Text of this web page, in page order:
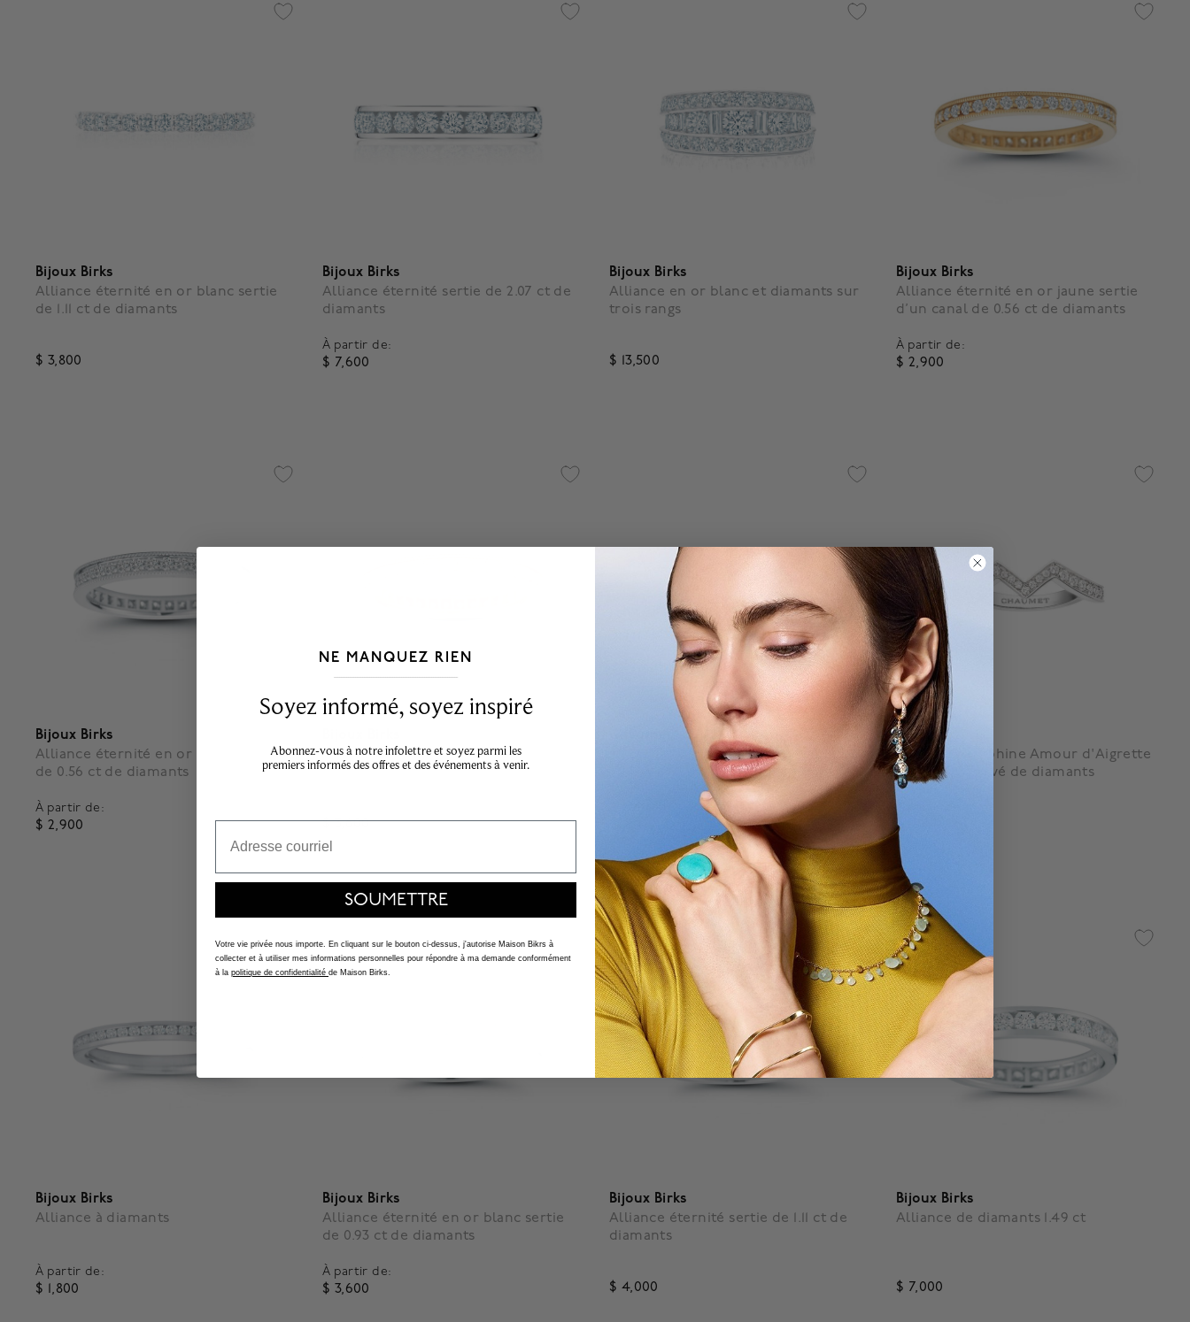
Bijoux Birks
Alliance éternité en or blanc sertie
de 1.11 ct de diamants
$ 3,800
Bijoux Birks
Alliance éternité sertie de 2.07 ct de
diamants
À partir de:
$ 7,600
Bijoux Birks
Alliance en or blanc et diamants sur
trois rangs
$ 13,500
Bijoux Birks
Alliance éternité en or jaune sertie
d’un canal de 0.56 ct de diamants
À partir de:
$ 2,900
Bijoux Birks
Alliance éternité en or blanc sertie
de 0.56 ct de diamants
À partir de:
$ 2,900
Alliance en or rose sertie de
diamants 0.56 ct
$ 3,600
Alliance Joséphine Aigrette en
platine avec pavé de diamants
3,9 out of 5 Customer Rating
Chaumet
Alliance Joséphine Amour d'Aigrette
en platine. pavé de diamants
À partir de:
$ 6,480
Bijoux Birks
Alliance à diamants
À partir de:
$ 1,800
Bijoux Birks
Alliance éternité en or blanc sertie
de 0.93 ct de diamants
À partir de:
$ 3,600
Bijoux Birks
Alliance éternité sertie de 1.11 ct de
diamants
$ 4,000
Bijoux Birks
Alliance de diamants 1.49 ct
$ 7,000
NE MANQUEZ RIEN
Soyez informé, soyez inspiré
Abonnez-vous à notre infolettre et soyez parmi les
premiers informés des offres et des événements à venir.
SOUMETTRE
Votre vie privée nous importe. En cliquant sur le bouton ci-dessus, j'autorise Maison Bikrs à
collecter et à utiliser mes informations personnelles pour répondre à ma demande conformément
à la politique de confidentialité de Maison Birks.